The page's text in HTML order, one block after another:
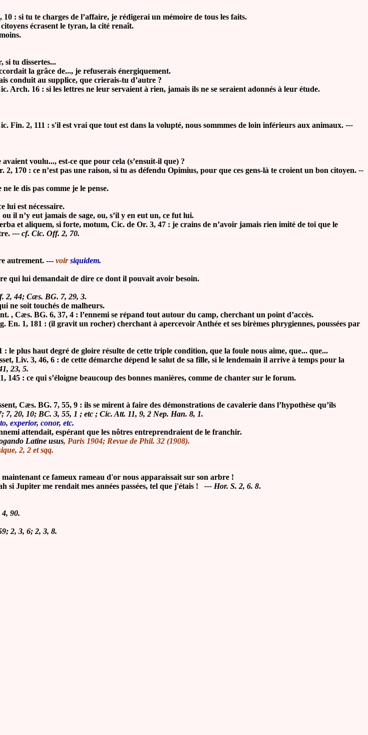
: si tu te charges de l’affaire, je rédigerai un mémoire de tous les faits.
écrasent le tyran, la cité renaît.
si tu dissertes...
la grâce de..., je refuserais énergiquement.
conduit au supplice, que crierais-tu d’autre ?
16 : si les lettres ne leur servaient à rien, jamais ils ne se seraient adonnés à leur étude.
2, 111 : s'il est vrai que tout est dans la volupté, nous sommmes de loin inférieurs aux animaux. ---
voulu..., est-ce que pour cela (s’ensuit-il que) ?
170 : ce n’est pas une raison, si tu as défendu Opimius, pour que ces gens-là te croient un bon citoyen. --
le dis pas comme je le pense.
lui est nécessaire.
il n’y eut jamais de sage, ou, s’il y en eut un, ce fut lui.
et aliquem, si forte, motum, Cic. de Or. 3, 47 : je crains de n’avoir jamais rien imité de toi que le
--- cf. Cic. Off. 2, 70.
autrement. --- voirsiquidem.
qui lui demandait de dire ce dont il pouvait avoir besoin.
2, 44; Cæs. BG. 7, 29, 3.
ne soit touchés de malheurs.
, Cæs. BG. 6, 37, 4 : l’ennemi se répand tout autour du camp, cherchant un point d’accès.
1, 181 : (il gravit un rocher) cherchant à apercevoir Anthée et ses birèmes phrygiennes, poussées par
plus haut degré de gloire résulte de cette triple condition, que la foule nous aime, que... que...
Liv. 3, 46, 6 : de cette démarche dépend le salut de sa fille, si le lendemain il arrive à temps pour la
23, 5.
: ce qui s’éloigne beaucoup des bonnes manières, comme de chanter sur le forum.
Cæs. BG. 7, 55, 9 : ils se mirent à faire des démonstrations de cavalerie dans l’hypothèse qu’ils
7, 20, 10; BC. 3, 55, 1 ; etc ; Cic. Att. 11, 9, 2 Nep. Han. 8, 1.
experior, conor, etc.
attendait, espérant que les nôtres entreprendraient de le franchir.
Latine usus, Paris 1904; Revue de Phil. 32 (1908).
2, 2 et sqq.
ce fameux rameau d'or nous apparaissait sur son arbre !
Jupiter me rendait mes années passées, tel que j'étais ! --- Hor. S. 2, 6. 8.
90.
2, 3, 6; 2, 3, 8.